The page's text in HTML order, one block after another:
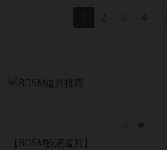
2 3 4 5
【BDSM扮演道具】